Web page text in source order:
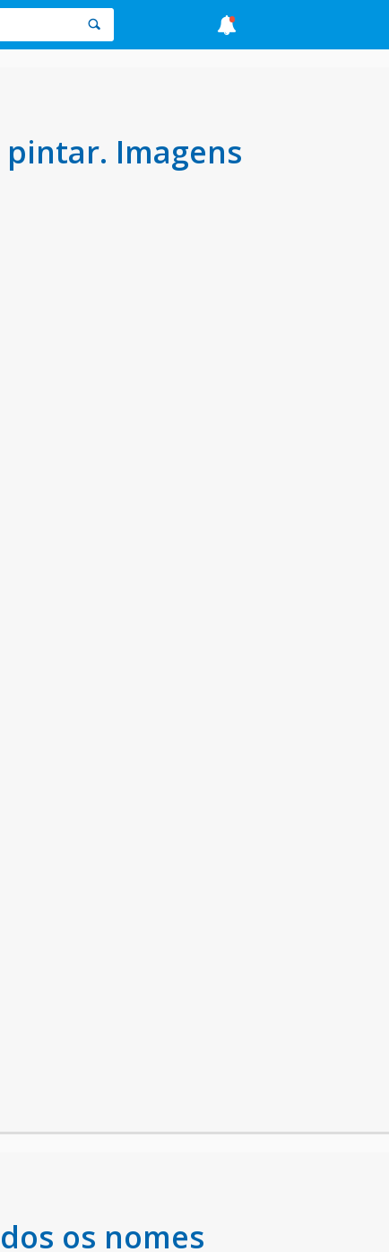
Imagens
os nomes